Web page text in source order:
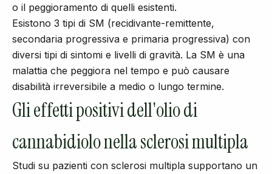
o il peggioramento di quelli esistenti.
Esistono 3 tipi di SM (recidivante-remittente,
secondaria progressiva e primaria progressiva) con
diversi tipi di sintomi e livelli di gravità. La SM è una
malattia che peggiora nel tempo e può causare
disabilità irreversibile a medio o lungo termine.
Gli effetti positivi dell'olio di
cannabidiolo nella sclerosi multipla
Studi su pazienti con sclerosi multipla supportano un